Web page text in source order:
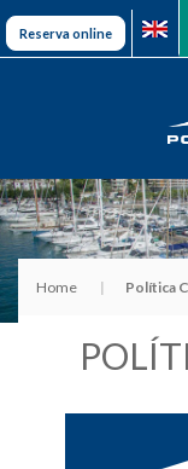
Reserva online
Home Política